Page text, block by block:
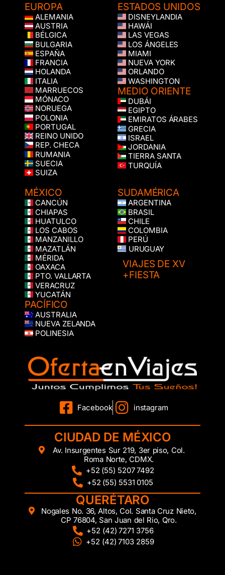
EUROPA
ALEMANIA
AUSTRIA
BÉLGICA
BULGARIA
ESPAÑA
FRANCIA
HOLANDA
ITALIA
MARRUECOS
MÓNACO
NORUEGA
POLONIA
PORTUGAL
REINO UNIDO
REP. CHECA
RUMANIA
SUECIA
SUIZA
ESTADOS UNIDOS
DISNEYLANDIA
HAWÁI
LAS VEGAS
LOS ÁNGELES
MIAMI
NUEVA YORK
ORLANDO
WASHINGTON
MEDIO ORIENTE
DUBÁI
EGIPTO
EMIRATOS ÁRABES
GRECIA
ISRAEL
JORDANIA
TIERRA SANTA
TURQUÍA
MÉXICO
CANCÚN
CHIAPAS
HUATULCO
LOS CABOS
MANZANILLO
MAZATLÁN
MÉRIDA
OAXACA
PTO. VALLARTA
VERACRUZ
YUCATÁN
PACÍFICO
AUSTRALIA
NUEVA ZELANDA
POLINESIA
SUDAMÉRICA
ARGENTINA
BRASIL
CHILE
COLOMBIA
PERÚ
URUGUAY
VIAJES DE XV
+FIESTA
Facebook instagram
CIUDAD DE MÉXICO
Av. Insurgentes Sur 219, 3er piso, Col.
Roma Norte, CDMX.
+52 (55) 5207 7492
+52 (55) 5531 0105
QUERÉTARO
Nogales No. 36, Altos, Col. Santa Cruz Nieto,
CP 76804, San Juan del Rio, Qro.
+52 (42) 7271 3756
+52 (42) 7103 2859